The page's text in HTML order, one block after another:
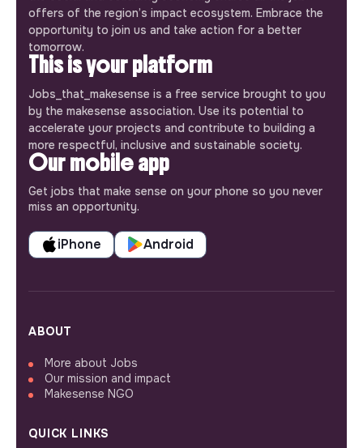
offers of the region’s impact ecosystem. Embrace the
opportunity to join us and take action for a better
tomorrow.
This is your platform
Jobs_that_makesense is a free service brought to you
by the makesense association. Use its potential to
accelerate your projects and contribute to building a
more respectful, inclusive and sustainable society.
Our mobile app
Get jobs that make sense on your phone so you never
miss an opportunity.
iPhone Android
ABOUT
More about Jobs
Our mission and impact
Makesense NGO
QUICK LINKS